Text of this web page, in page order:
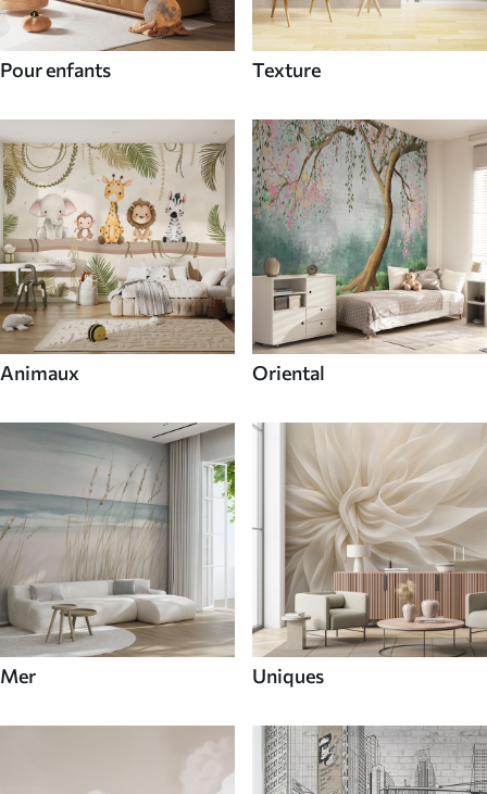
Pour enfants Texture
Animaux Oriental
Mer Uniques